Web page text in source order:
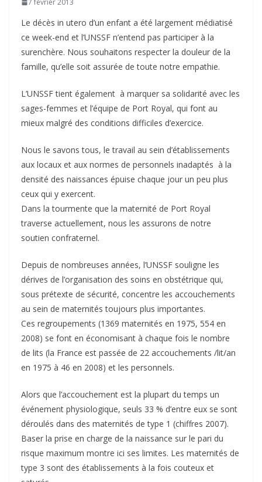
7 février 2013
Le décès in utero d’un enfant a été largement médiatisé
ce week-end et l’UNSSF n’entend pas participer à la
surenchère. Nous souhaitons respecter la douleur de la
famille, qu’elle soit assurée de toute notre empathie.
L’UNSSF tient également à marquer sa solidarité avec les
sages-femmes et l’équipe de Port Royal, qui font au
mieux malgré des conditions difficiles d’exercice.
Nous le savons tous, le travail au sein d’établissements
aux locaux et aux normes de personnels inadaptés à la
densité des naissances épuise chaque jour un peu plus
ceux qui y exercent.
Dans la tourmente que la maternité de Port Royal
traverse actuellement, nous les assurons de notre
soutien confraternel.
Depuis de nombreuses années, l’UNSSF souligne les
dérives de l’organisation des soins en obstétrique qui,
sous prétexte de sécurité, concentre les accouchements
au sein de maternités toujours plus importantes.
Ces regroupements (1369 maternités en 1975, 554 en
2008) se font en économisant à chaque fois le nombre
de lits (la France est passée de 22 accouchements /lit/an
en 1975 à 46 en 2008) et les personnels.
Alors que l’accouchement est la plupart du temps un
événement physiologique, seuls 33 % d’entre eux se sont
déroulés dans des maternités de type 1 (chiffres 2007).
Baser la prise en charge de la naissance sur le pari du
risque maximum montre ici ses limites. Les maternités de
type 3 sont des établissements à la fois couteux et